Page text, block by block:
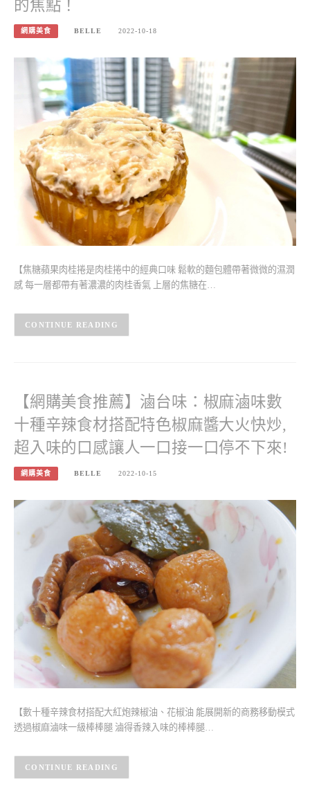
的焦點！
網購美食 BELLE 2022-10-18
【焦糖蘋果肉桂捲是肉桂捲中的經典口味 鬆軟的麵包體帶著微微的濕潤
感 每一層都帶有著濃濃的肉桂香氣 上層的焦糖在…
CONTINUE READING
【網購美食推薦】滷台味：椒麻滷味數
十種辛辣食材搭配特色椒麻醬大火快炒,
超入味的口感讓人一口接一口停不下來!
網購美食 BELLE 2022-10-15
【數十種辛辣食材搭配大紅炮辣椒油、花椒油 能展開新的商務移動模式
透過椒麻滷味一級棒棒腿 滷得香辣入味的棒棒腿…
CONTINUE READING